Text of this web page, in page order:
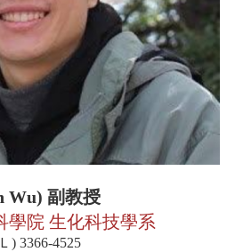
Wu) 副教授
學院 生化科技學系
) 3366-4525